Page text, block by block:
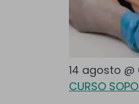
14 agosto @
CURSO